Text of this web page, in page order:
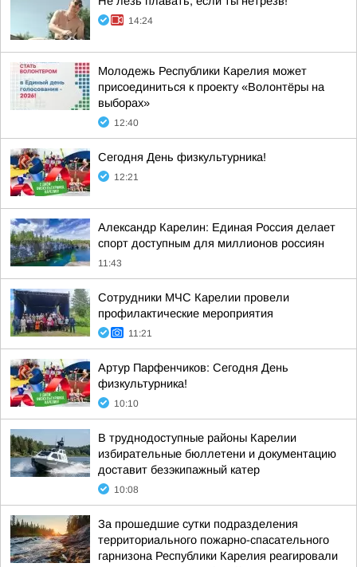
14:24
Молодежь Республики Карелия может
присоединиться к проекту «Волонтёры на
выборах»
12:40
Сегодня День физкультурника!
12:21
Александр Карелин: Единая Россия делает
спорт доступным для миллионов россиян
11:43
Сотрудники МЧС Карелии провели
профилактические мероприятия
11:21
Артур Парфенчиков: Сегодня День
физкультурника!
10:10
В труднодоступные районы Карелии
избирательные бюллетени и документацию
доставит безэкипажный катер
10:08
За прошедшие сутки подразделения
территориального пожарно-спасательного
гарнизона Республики Карелия реагировали